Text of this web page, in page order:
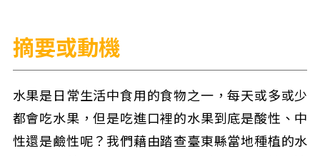
摘要或動機
水果是日常生活中食用的食物之一，每天或多或少
都會吃水果，但是吃進口裡的水果到底是酸性、中
性還是鹼性呢？我們藉由踏查臺東縣當地種植的水